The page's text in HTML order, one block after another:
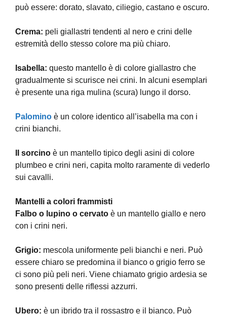
può essere: dorato, slavato, ciliegio, castano e oscuro.
Crema: peli giallastri tendenti al nero e crini delle
estremità dello stesso colore ma più chiaro.
Isabella: questo mantello è di colore giallastro che
gradualmente si scurisce nei crini. In alcuni esemplari
è presente una riga mulina (scura) lungo il dorso.
Palomino è un colore identico all’isabella ma con i
crini bianchi.
II sorcino è un mantello tipico degli asini di colore
plumbeo e crini neri, capita molto raramente di vederlo
sui cavalli.
Mantelli a colori frammisti
Falbo o lupino o cervato è un mantello giallo e nero
con i crini neri.
Grigio: mescola uniformente peli bianchi e neri. Può
essere chiaro se predomina il bianco o grigio ferro se
ci sono più peli neri. Viene chiamato grigio ardesia se
sono presenti delle riflessi azzurri.
Ubero: è un ibrido tra il rossastro e il bianco. Può